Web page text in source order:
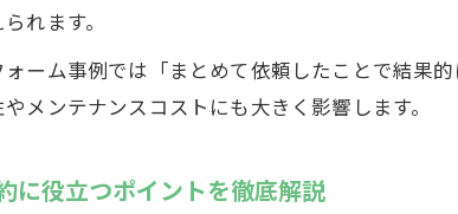
れます。
ーム事例では「まとめて依頼したことで結果
メンテナンスコストにも大きく影響します。
に役立つポイントを徹底解説